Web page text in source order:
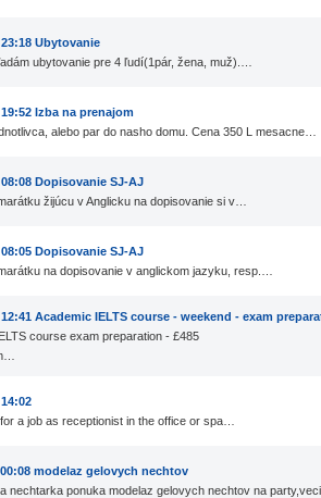
23:18 Ubytovanie
ubytovanie pre 4 ľudí(1pár, žena, muž).…
19:52 Izba na prenajom
alebo par do nasho domu. Cena 350 L mesacne…
08:08 Dopisovanie SJ-AJ
žijúcu v Anglicku na dopisovanie si v…
08:05 Dopisovanie SJ-AJ
na dopisovanie v anglickom jazyku, resp.…
12:41 Academic IELTS course - weekend - exam
course exam preparation - £485
a job as receptionist in the office or spa…
00:08 modelaz gelovych nechtov
nechtarka ponuka modelaz gelovych nechtov na